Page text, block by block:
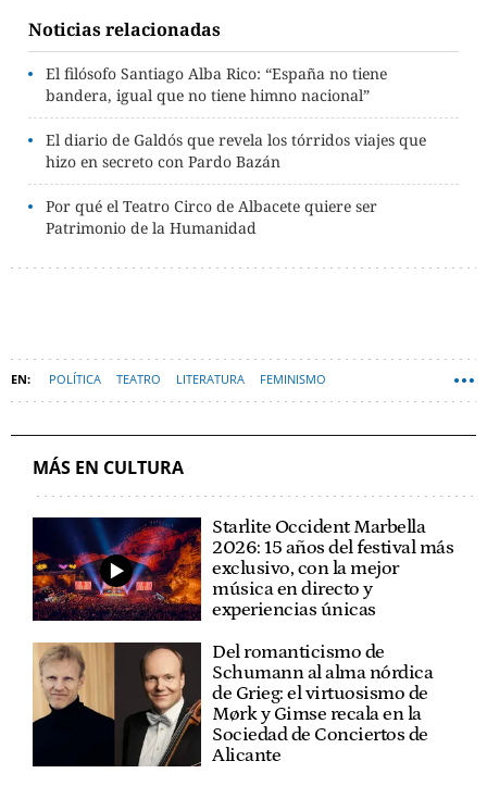
Noticias relacionadas
El filósofo Santiago Alba Rico: “España no tiene
bandera, igual que no tiene himno nacional”
El diario de Galdós que revela los tórridos viajes que
hizo en secreto con Pardo Bazán
Por qué el Teatro Circo de Albacete quiere ser
Patrimonio de la Humanidad
POLÍTICA TEATRO LITERATURA FEMINISMO
MÁS EN CULTURA
Starlite Occident Marbella
2026: 15 años del festival más
exclusivo, con la mejor
música en directo y
experiencias únicas
Del romanticismo de
Schumann al alma nórdica
de Grieg: el virtuosismo de
Mørk y Gimse recala en la
Sociedad de Conciertos de
Alicante